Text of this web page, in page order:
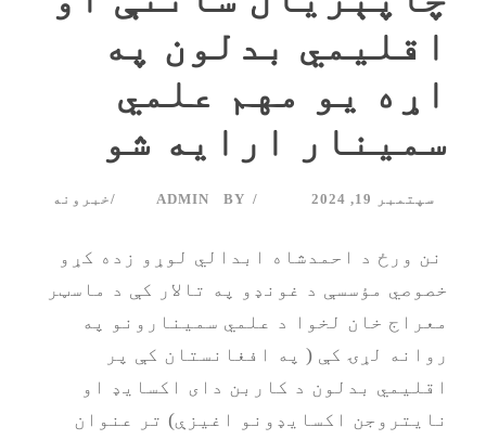
اقلیمي بدلون په
اړه یو مهم علمي
سمینار ارایه شو
سپتمبر 19, 2024 BY
ADMIN خبرونه
‏‎ نن ورځ د احمدشاه ابدالي لوړو زده کړو
خصوصي مؤسسې د غونډو په تالار کې د ماسټر
معراج خان لخوا د علمي سمینارونو په
روانه لړۍ کې ( په افغانستان کې پر
اقليمي بدلون د کاربن دای اکسايډ او
نایتروجن اکسايډونو اغيزې) تر عنوان